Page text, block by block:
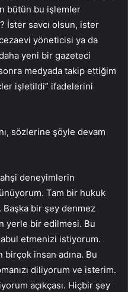
bütün bu işlemler
İster savcı olsun, ister
yöneticisi ya da
yeni bir gazeteci
medyada takip ettiğim
işletildi” ifadelerini
sözlerine şöyle devam
deneyimlerin
Tam bir hukuk
Başka bir şey denmez
yerle bir edilmesi. Bu
etmenizi istiyorum.
birçok insan adına. Bu
diliyorum ve isterim.
açıkçası. Hiçbir şey